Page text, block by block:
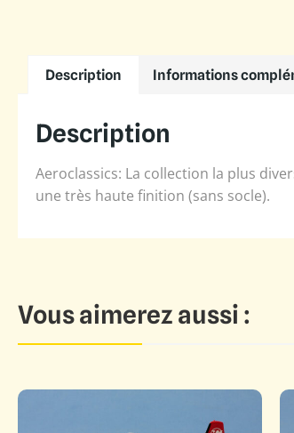
Description Informations
Description
Aeroclassics: La collection la plus
une très haute finition (sans socle).
Vous aimerez aussi :